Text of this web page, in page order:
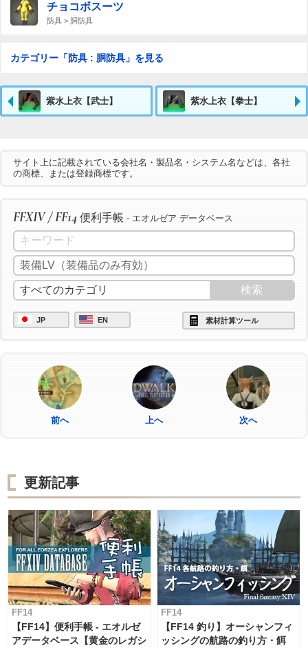
チョコボスーツ
防具 > 胴防具
カテゴリー「防具 : 胴防具」を見る
紫水上衣【武士】 紫水上衣【拳士】
サイト上に記載されている会社名・製品名・システム名などは、各社
の商標、または登録商標です。
FFXIV / FF14 便利手帳 - エオルゼア データベース
JP EN 素材計算ツール
前へ 上へ 次へ
更新記事
FF14
【FF14】便利手帳 - エオルゼ
アデータベース【黄金のレガシ
FF14
【FF14 釣り】オーシャンフィ
ッシングの航路の釣り方・餌